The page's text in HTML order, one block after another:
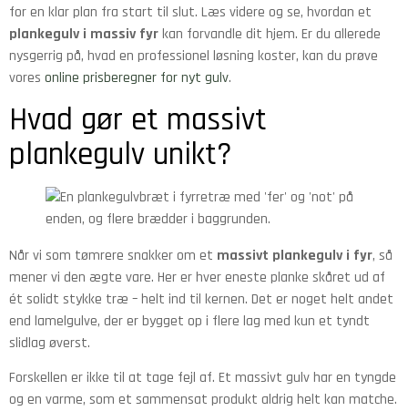
for en klar plan fra start til slut. Læs videre og se, hvordan et
plankegulv i massiv fyrkan forvandle dit hjem. Er du allerede
nysgerrig på, hvad en professionel løsning koster, kan du prøve
vores online prisberegner for nyt gulv.
Hvad gør et massivt
plankegulv unikt?
Når vi som tømrere snakker om et massivt plankegulv i fyr, så
mener vi den ægte vare. Her er hver eneste planke skåret ud af
ét solidt stykke træ – helt ind til kernen. Det er noget helt andet
end lamelgulve, der er bygget op i flere lag med kun et tyndt
slidlag øverst.
Forskellen er ikke til at tage fejl af. Et massivt gulv har en tyngde
og en varme, som et sammensat produkt aldrig helt kan matche.